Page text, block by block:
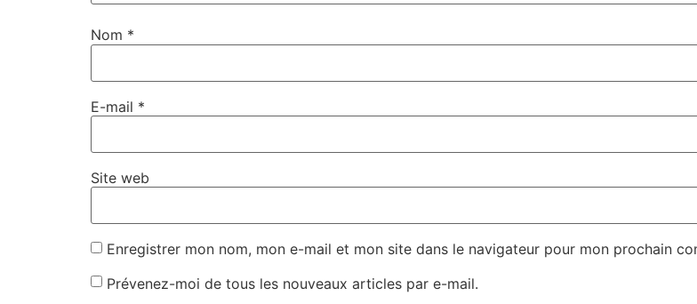
Nom *
E-mail *
Site web
Enregistrer mon nom, mon e-mail et mon site dans le navigateur pour mon prochain
Prévenez-moi de tous les nouveaux articles par e-mail.